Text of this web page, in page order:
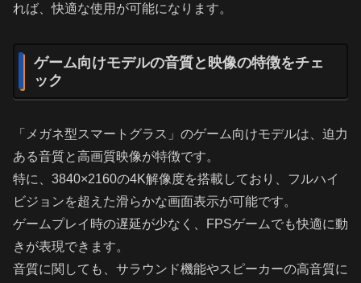
れば、快適な使用が可能になります。
ゲーム向けモデルの音質と映像の特徴をチェ
ック
「メガネ型スマートグラス」のゲーム向けモデルは、迫力
ある音質と高画質映像が特徴です。
特に、3840×2160の4K解像度を搭載しており、フルハイ
ビジョンを超えた滑らかな画面表示が可能です。
ゲームプレイ時の遅延が少なく、FPSゲームでも快適に動
きが表現できます。
音質に関しても、サラウンド機能やスピーカーの高音質に